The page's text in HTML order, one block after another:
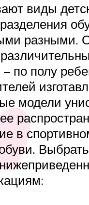
виды
разными.
– по полу
модели
в